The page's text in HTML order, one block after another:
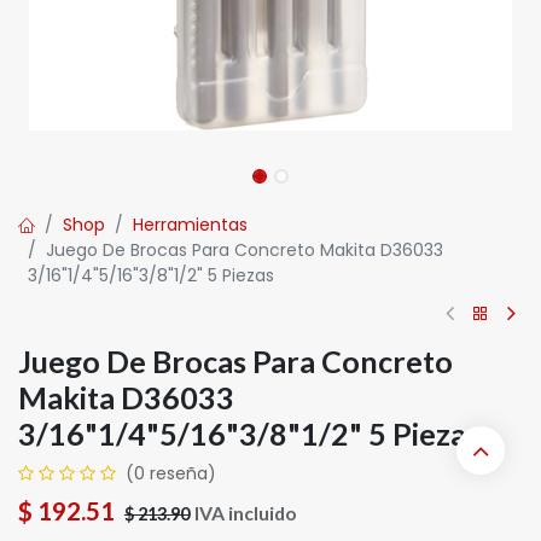
Shop
Herramientas
Juego De Brocas Para Concreto Makita D36033
3/16"1/4"5/16"3/8"1/2" 5 Piezas
Juego De Brocas Para Concreto
Makita D36033
3/16"1/4"5/16"3/8"1/2" 5 Piezas
(0 reseña)
$ 192.51 $213.90 IVA incluido